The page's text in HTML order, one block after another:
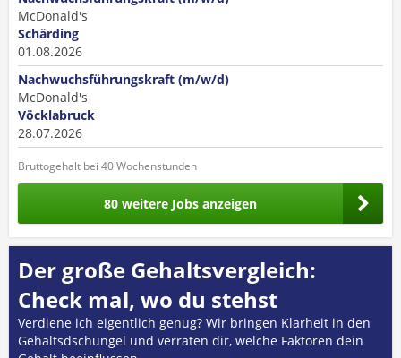
McDonald's
Schärding
01.08.2026
Nachwuchsführungskraft (m/w/d)
McDonald's
Vöcklabruck
28.07.2026
Bruttogehalt bei 40 Wochenstunden
80 weitere Jobs anzeigen
Der große Gehaltsvergleich:
Check mal, wo du stehst
Verdiene ich eigentlich genug? Wir bringen Klarheit in den
Gehaltsdschungel und verraten dir, welche Faktoren dein